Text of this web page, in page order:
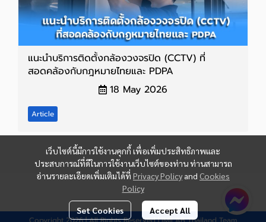
แนะนำบริการติดตั้งกล้องวงจรปิด (CCTV) ที่
สอดคล้องกับกฎหมายไทยและ PDPA
18 May 2026
Article
เว็บไซต์นี้มีการใช้งานคุกกี้ เพื่อเพิ่มประสิทธิภาพและ
ประสบการณ์ที่ดีในการใช้งานเว็บไซต์ของท่าน ท่านสามารถ
อ่านรายละเอียดเพิ่มเติมได้ที่ Privacy Policy and Cookies
Policy
Set Cookies
Accept All